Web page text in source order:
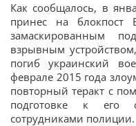
Как сообщалось, в
принес на блокпост
замаскированным
взрывным
погиб украинский
феврале 2015 года
повторный теракт с
подготовке к его
сотрудниками полиции.